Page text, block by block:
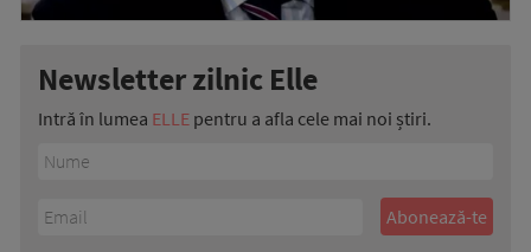
Newsletter zilnic Elle
Intră în lumea ELLE pentru a afla cele mai noi știri.